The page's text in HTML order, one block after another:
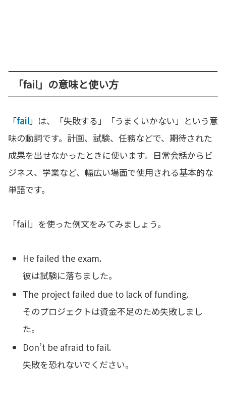
「fail」の意味と使い方
「fail」は、「失敗する」「うまくいかない」という意
味の動詞です。計画、試験、任務などで、期待された
成果を出せなかったときに使います。日常会話からビ
ジネス、学業など、幅広い場面で使用される基本的な
単語です。
「fail」を使った例文をみてみましょう。
He failed the exam.
彼は試験に落ちました。
The project failed due to lack of funding.
そのプロジェクトは資金不足のため失敗しまし
た。
Don’t be afraid to fail.
失敗を恐れないでください。